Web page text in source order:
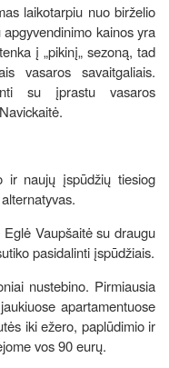
laikotarpiu nuo birželio
kainos yra
į „pikinį„ sezoną, tad
vasaros savaitgaliais.
su įprastu vasaros
ir naujų įspūdžių tiesiog
Vaupšaitė su draugu
pasidalinti įspūdžiais.
nustebino. Pirmiausia
apartamentuose
iki ežero, paplūdimio ir
vos 90 eurų.